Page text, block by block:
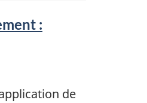
:
de